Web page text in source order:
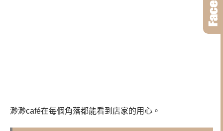
渺渺café在每個角落都能看到店家的用心。